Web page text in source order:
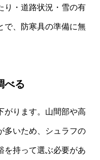
り・道路状況・雪の有
で、防寒具の準備に無
べる
がります。山間部や高
多いため、シュラフの
を持って選ぶ必要があ